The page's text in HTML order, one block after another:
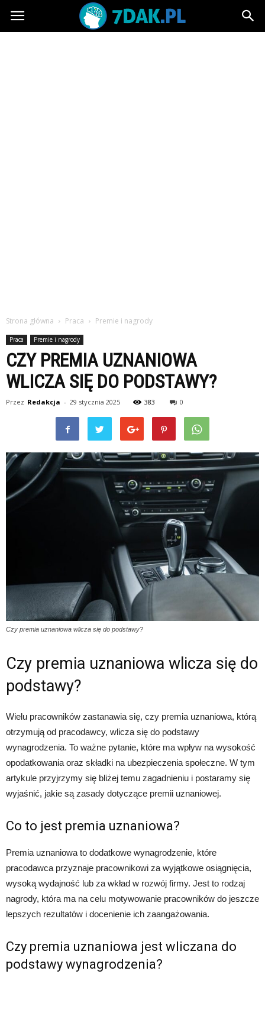
7dak.pl
Strona główna Praca Premie i nagrody
Praca Premie i nagrody
CZY PREMIA UZNANIOWA
WLICZA SIĘ DO PODSTAWY?
Przez Redakcja - 29 stycznia 2025 383 0
Czy premia uznaniowa wlicza się do podstawy?
Czy premia uznaniowa wlicza się do
podstawy?
Wielu pracowników zastanawia się, czy premia uznaniowa, którą
otrzymują od pracodawcy, wlicza się do podstawy
wynagrodzenia. To ważne pytanie, które ma wpływ na wysokość
opodatkowania oraz składki na ubezpieczenia społeczne. W tym
artykule przyjrzymy się bliżej temu zagadnieniu i postaramy się
wyjaśnić, jakie są zasady dotyczące premii uznaniowej.
Co to jest premia uznaniowa?
Premia uznaniowa to dodatkowe wynagrodzenie, które
pracodawca przyznaje pracownikowi za wyjątkowe osiągnięcia,
wysoką wydajność lub za wkład w rozwój firmy. Jest to rodzaj
nagrody, która ma na celu motywowanie pracowników do jeszcze
lepszych rezultatów i docenienie ich zaangażowania.
Czy premia uznaniowa jest wliczana do
podstawy wynagrodzenia?